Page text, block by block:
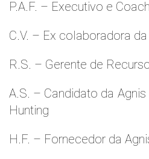
P.A.F. – Executivo e
C.V. – Ex colaboradora da
R.S. – Gerente de
A.S. – Candidato da
Hunting
H.F. – Fornecedor da